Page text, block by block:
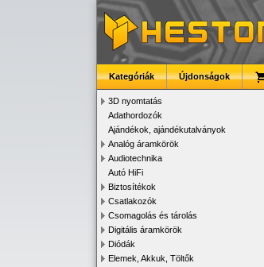
Kategóriák Újdonságok
3D nyomtatás
Adathordozók
Ajándékok, ajándékutalványok
Analóg áramkörök
Audiotechnika
Autó HiFi
Biztosítékok
Csatlakozók
Csomagolás és tárolás
Digitális áramkörök
Diódák
Elemek, Akkuk, Töltők